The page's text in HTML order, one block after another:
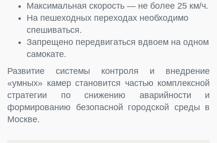
Максимальная скорость — не более 25 км/ч.
На пешеходных переходах необходимо
спешиваться.
Запрещено передвигаться вдвоем на одном
самокате.
Развитие системы контроля и внедрение
«умных» камер становится частью комплексной
стратегии по снижению аварийности и
формированию безопасной городской среды в
Москве.